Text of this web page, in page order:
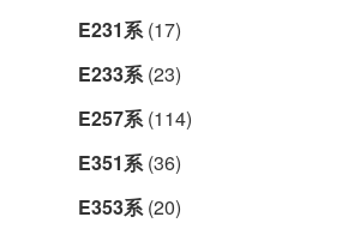
E231系(17)
E233系(23)
E257系(114)
E351系(36)
E353系(20)